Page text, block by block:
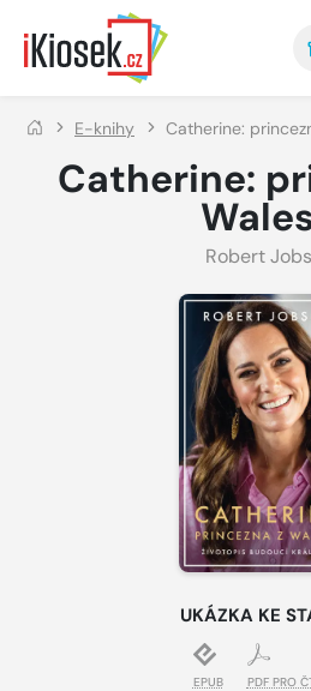
Přejít na hlavní obsah
E-knihy Catherine:
Catherine:
Robert
UKÁZKA KE
EPUB PDF PRO